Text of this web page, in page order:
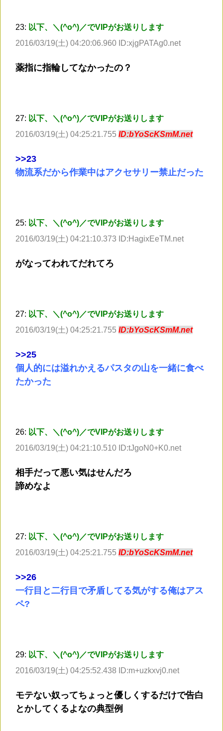
23: 以下、＼(^o^)／でVIPがお送りします
2016/03/19(土) 04:20:06.960 ID:xjgPATAg0.net
薬指に指輪してなかったの？
27: 以下、＼(^o^)／でVIPがお送りします
2016/03/19(土) 04:25:21.755 ID:bYoScKSmM.net
>>23
物流系だから作業中はアクセサリー禁止だった
25: 以下、＼(^o^)／でVIPがお送りします
2016/03/19(土) 04:21:10.373 ID:HagixEeTM.net
がなってわれてだれてろ
27: 以下、＼(^o^)／でVIPがお送りします
2016/03/19(土) 04:25:21.755 ID:bYoScKSmM.net
>>25
個人的には溢れかえるパスタの山を一緒に食べ
たかった
26: 以下、＼(^o^)／でVIPがお送りします
2016/03/19(土) 04:21:10.510 ID:tJgoN0+K0.net
相手だって悪い気はせんだろ
諦めなよ
27: 以下、＼(^o^)／でVIPがお送りします
2016/03/19(土) 04:25:21.755 ID:bYoScKSmM.net
>>26
一行目と二行目で矛盾してる気がする俺はアス
ペ?
29: 以下、＼(^o^)／でVIPがお送りします
2016/03/19(土) 04:25:52.438 ID:m+uzkxvj0.net
モテない奴ってちょっと優しくするだけで告白
とかしてくるよなの典型例